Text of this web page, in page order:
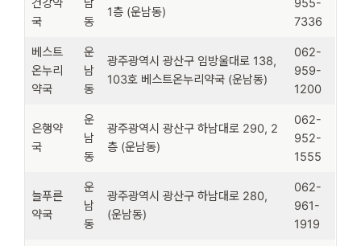
국
동
1층 (운남동)
7336
베스트
온누리
약국
운
남
동
광주광역시 광산구 임방울대로 138,
103호 베스트온누리약국 (운남동)
062-
959-
1200
은행약
국
운
남
동
광주광역시 광산구 하남대로 290, 2
층 (운남동)
062-
952-
1555
늘푸른
약국
운
남
동
광주광역시 광산구 하남대로 280,
(운남동)
062-
961-
1919